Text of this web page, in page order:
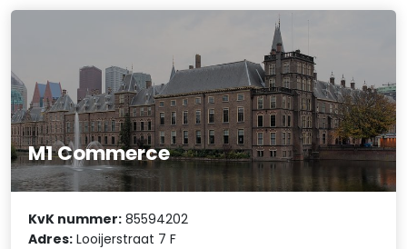
M1 Commerce
KvK nummer: 85594202
Adres: Looijerstraat 7 F